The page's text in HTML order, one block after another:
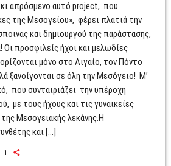
απρόσμενο αυτό project, που
της Μεσογείου», φέρει πλατιά την
και δημιουργού της παράστασης,
Οι προσφιλείς ήχοι και μελωδίες
μόνο στο Αιγαίο, τον Πόντο
ξανοίγονται σε όλη την Μεσόγειο! Μ’
που συνταιριάζει την υπέροχη
με τους ήχους και τις γυναικείες
Μεσογειακής λεκάνης.Η
και […]
1